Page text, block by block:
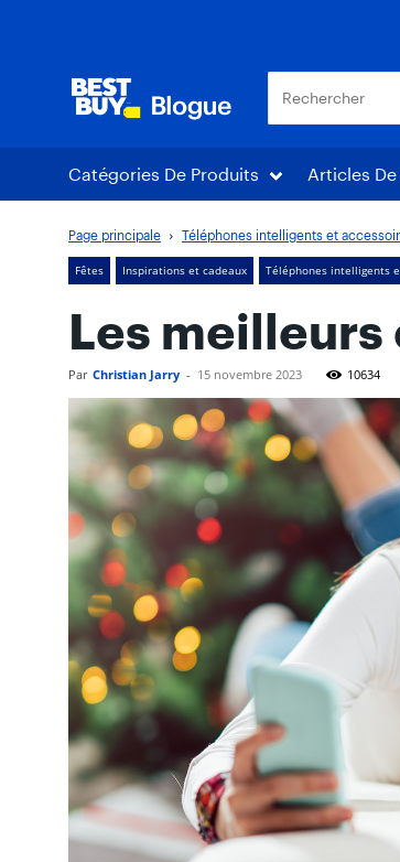
Catégories De Produits Articles
Page principale Téléphones intelligents et
Fêtes Inspirations et cadeaux Téléphones intelligents
Les meilleurs
Par Christian Jarry - 15 novembre 2023 10634